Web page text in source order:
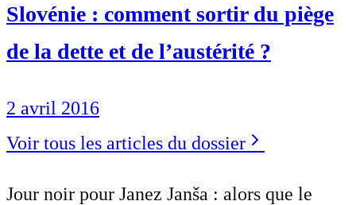
Slovénie : comment sortir du piège
de la dette et de l’austérité ?
2 avril 2016
Voir tous les articles du dossier
Jour noir pour Janez Janša : alors que le